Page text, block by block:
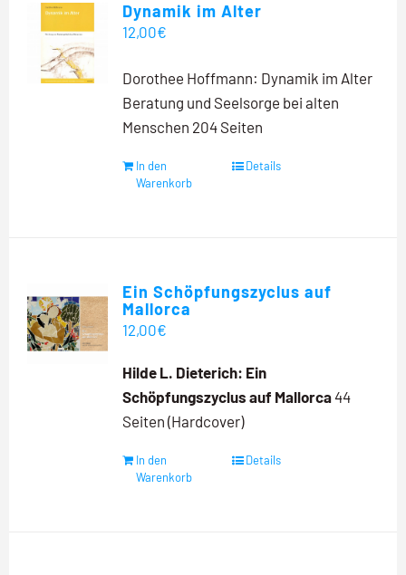
Dynamik im Alter
12,00€
Dorothee Hoffmann: Dynamik im Alter
Beratung und Seelsorge bei alten
Menschen 204 Seiten
In den
Warenkorb
Details
Ein Schöpfungszyclus auf
Mallorca
12,00€
Hilde L. Dieterich: Ein
Schöpfungszyclus auf Mallorca44
Seiten (Hardcover)
In den
Warenkorb
Details